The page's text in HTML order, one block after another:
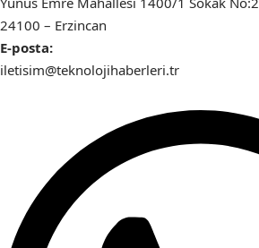
24100 – Erzincan
E-posta:
iletisim@teknolojihaberleri.tr